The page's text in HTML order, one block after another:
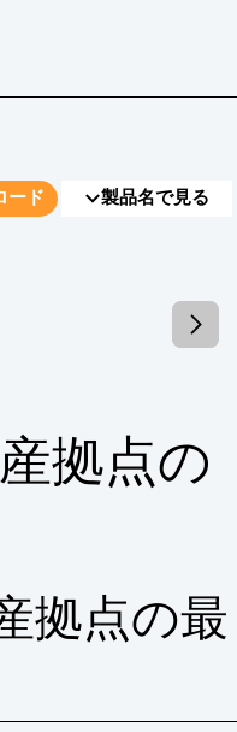
ード 製品名で見る
拠点の
拠点の最